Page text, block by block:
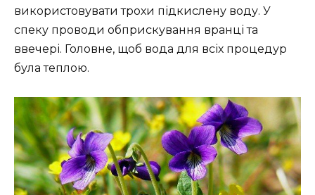
використовувати трохи підкислену воду. У
спеку проводи обприскування вранці та
ввечері. Головне, щоб вода для всіх процедур
була теплою.